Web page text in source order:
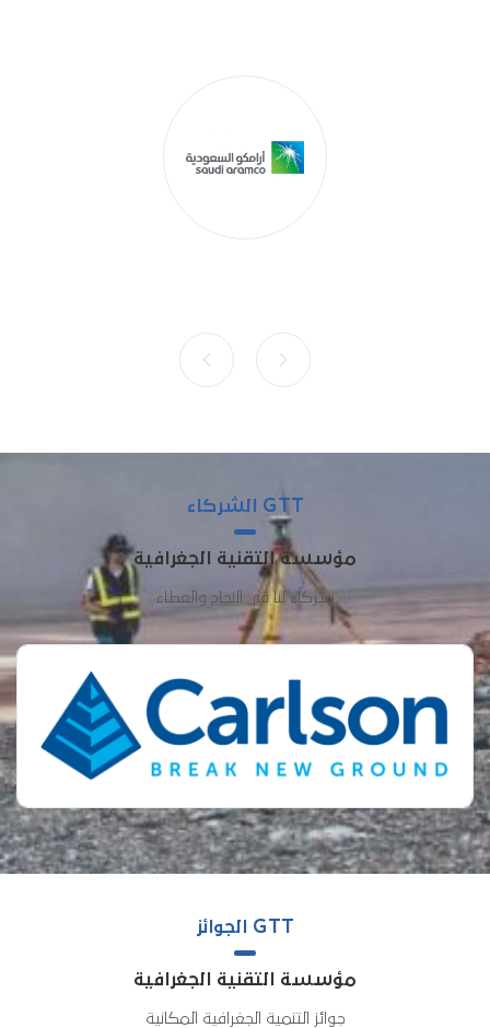
GTT الشركاء
مؤسسة التقنية الجغرافية
شركاء لنا في النجاح والعطاء
GTT الجوائز
مؤسسة التقنية الجغرافية
جوائز التنمية الجغرافية المكانية